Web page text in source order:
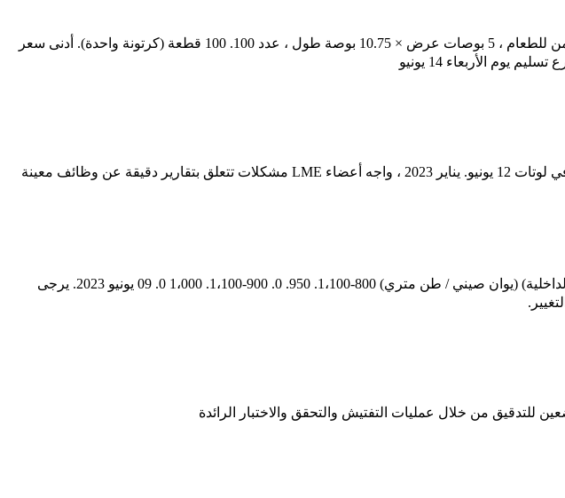
웹 أوراق النقش الورقية ForPro 500S ، رقائق معدنية ، موزع منبثق ، لتطبيق تلوين الشعر وخدمات التظليل ، آمن للطعام ، 5 بوصات عرض × 10.75 بوصة طول ، عدد 100. 100 قطعة (كرتونة واحدة). أدنى سعر
웹 توفر لك SMM مخططات ومخططات الأسعار الحالية والتاريخية للألمنيوم ، ورقائق منقوشة 1060 (منغوليا الداخلية) (يوان صيني / طن متري) 800-1،100. 950. 0. 900-1،100. 1،000 0. 09 يونيو 2023. يرجى